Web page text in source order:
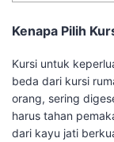
Kenapa Pilih
Kursi untuk
beda dari kursi
orang, sering
harus tahan
dari kayu jati